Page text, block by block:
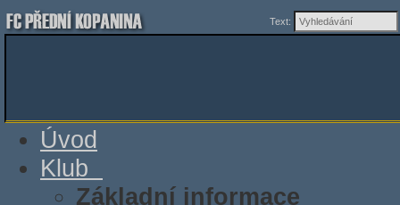
Text:
Úvod
Klub
Základní informace